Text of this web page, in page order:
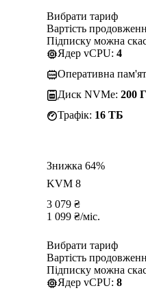
Вибрати тариф
Вартість
Підписку можна
Ядер vCPU: 4
Оперативна
Диск NVMe: 200
Трафік: 16 TБ
Знижка 64%
KVM 8
3 079 ₴
1 099 ₴/міс.
Вибрати тариф
Вартість
Підписку можна
Ядер vCPU: 8